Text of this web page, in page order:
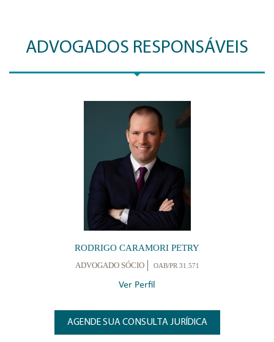
ADVOGADOS RESPONSÁVEIS
RODRIGO CARAMORI PETRY
ADVOGADO SÓCIO OAB/PR 31.571
Ver Perfil
AGENDE SUA CONSULTA JURÍDICA